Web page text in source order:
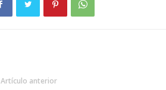
Artículo anterior